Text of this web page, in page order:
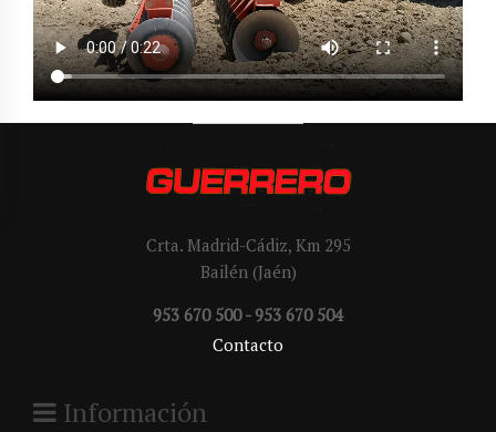
Crta. Madrid-Cádiz, Km 295
Bailén (Jaén)
953 670 500 - 953 670 504
Contacto
Información